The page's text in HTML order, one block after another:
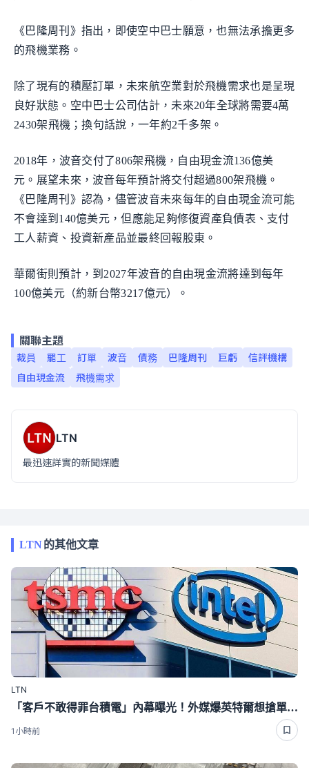
《巴隆周刊》指出，即使空中巴士願意，也無法承擔更多
的飛機業務。
除了現有的積壓訂單，未來航空業對於飛機需求也是呈現
良好狀態。空中巴士公司估計，未來20年全球將需要4萬
2430架飛機；換句話說，一年約2千多架。
2018年，波音交付了806架飛機，自由現金流136億美
元。展望未來，波音每年預計將交付超過800架飛機。
《巴隆周刊》認為，儘管波音未來每年的自由現金流可能
不會達到140億美元，但應能足夠修復資產負債表、支付
工人薪資、投資新產品並最終回報股東。
華爾街則預計，到2027年波音的自由現金流將達到每年
100億美元（約新台幣3217億元）。
關聯主題
裁員 罷工 訂單 波音 債務 巴隆周刊 巨虧
信評機構
自由現金流
飛機需求
LTN
最迅速詳實的新聞媒體
LTN的其他文章
LTN
「客戶不敢得罪台積電」內幕曝光！外媒爆英特爾想搶單沒那麼簡單
1小時前